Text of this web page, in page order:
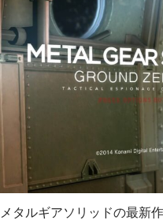
メタルギアソリッドの最新